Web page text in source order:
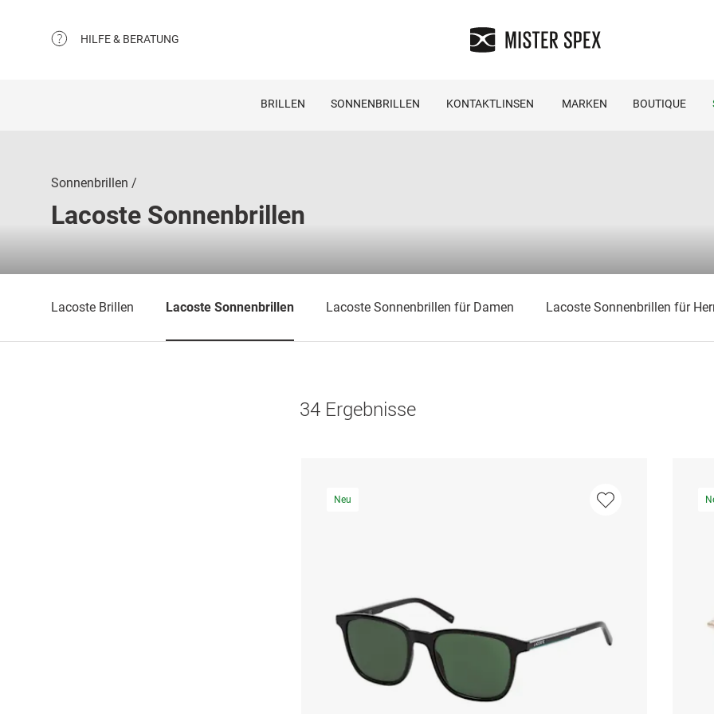
HILFE & BERATUNG
BRILLEN SONNENBRILLEN KONTAKTLINSEN MARKEN BOUTIQUE
Sonnenbrillen
Lacoste Sonnenbrillen
Lacoste Brillen Lacoste Sonnenbrillen Lacoste Sonnenbrillen für Damen Lacoste Sonnenbrillen für
34 Ergebnisse
Neu